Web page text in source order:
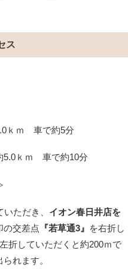
ス
ｋｍ 車で約5分
5.0ｋｍ 車で約10分
ただき、 イオン春日井店を
の交差点 『若草通3』 を右折し
折していただくと約200ｍで
れます。